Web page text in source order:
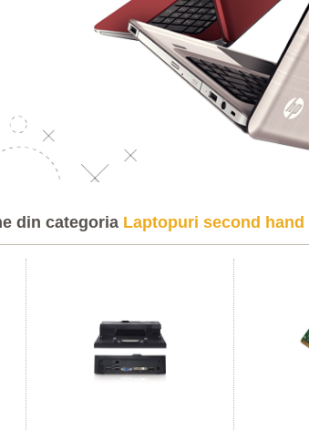
din categoria Laptopuri second hand